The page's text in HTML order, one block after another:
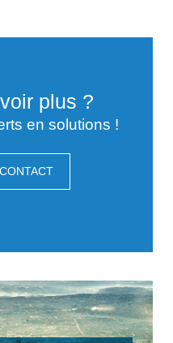
plus ?
en solutions !